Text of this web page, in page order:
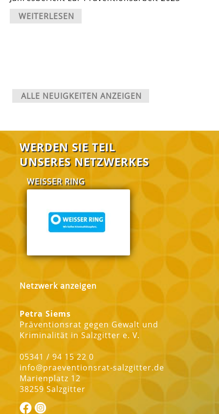
WEITERLESEN
ALLE NEUIGKEITEN ANZEIGEN
WERDEN SIE TEIL
UNSERES NETZWERKES
WEISSER RING FABI
Netzwerk anzeigen
Petra Siems
Präventionsrat gegen Gewalt und
Kriminalität in Salzgitter e. V.
05341 / 94 15 22 0
info@praeventionsrat-salzgitter.de
Marienplatz 12
38259 Salzgitter